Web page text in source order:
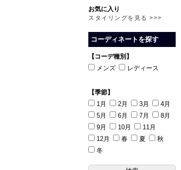
お気に入り
スタイリングを見る >>>
コーディネートを探す
【コーデ種別】
メンズ
レディース
【季節】
1月
2月 3月
4月
5月
6月 7月
8月
9月
10月
11月
12月
春 夏
秋
冬